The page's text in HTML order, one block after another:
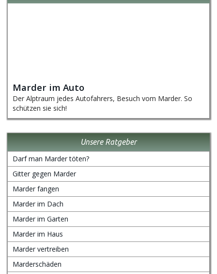
Marder im Auto
Der Alptraum jedes Autofahrers, Besuch vom Marder. So
schützen sie sich!
Unsere Ratgeber
Darf man Marder töten?
Gitter gegen Marder
Marder fangen
Marder im Dach
Marder im Garten
Marder im Haus
Marder vertreiben
Marderschäden